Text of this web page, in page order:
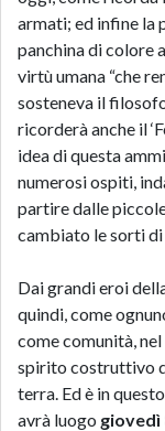
armati; ed infine la
panchina di colore
virtù umana “che
sosteneva il
ricorderà anche il
idea di questa
numerosi ospiti,
partire dalle
cambiato le sorti
Dai grandi eroi
quindi, come
come comunità,
spirito costruttivo
terra. Ed è in
avrà luogo giovedì